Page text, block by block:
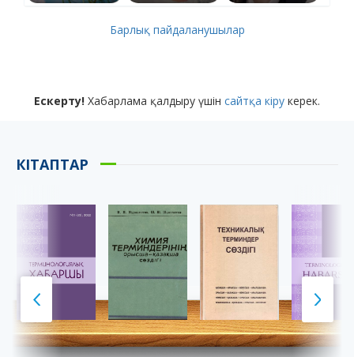
Барлық пайдаланушылар
Ескерту! Хабарлама қалдыру үшін сайтқа кіру керек.
КІТАПТАР